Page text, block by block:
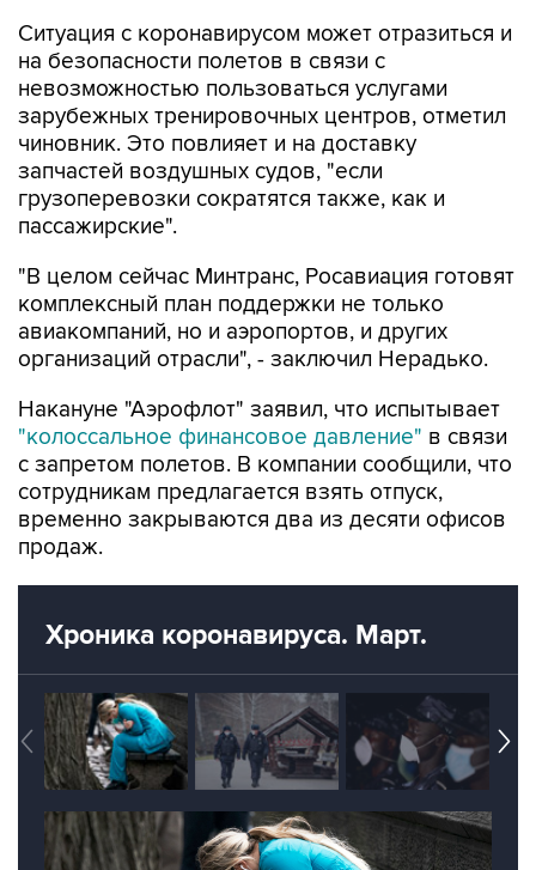
Ситуация с коронавирусом может отразиться и
на безопасности полетов в связи с
невозможностью пользоваться услугами
зарубежных тренировочных центров, отметил
чиновник. Это повлияет и на доставку
запчастей воздушных судов, "если
грузоперевозки сократятся также, как и
пассажирские".
"В целом сейчас Минтранс, Росавиация готовят
комплексный план поддержки не только
авиакомпаний, но и аэропортов, и других
организаций отрасли", - заключил Нерадько.
Накануне "Аэрофлот" заявил, что испытывает
"колоссальное финансовое давление" в связи
с запретом полетов. В компании сообщили, что
сотрудникам предлагается взять отпуск,
временно закрываются два из десяти офисов
продаж.
Хроника коронавируса. Март.